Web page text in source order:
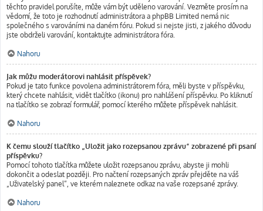
těchto pravidel porušíte, může vám být uděleno varování. Vezměte prosím na
vědomí, že toto je rozhodnutí administrátora a phpBB Limited nemá nic
společného s varováními na daném fóru. Pokud si nejste jisti, z jakého důvodu
jste obdrželi varování, kontaktujte administrátora fóra.
Nahoru
Jak můžu moderátorovi nahlásit příspěvek?
Pokud je tato funkce povolena administrátorem fóra, měli byste v příspěvku,
který chcete nahlásit, vidět tlačítko (ikonu) pro nahlášení příspěvku. Po kliknutí
na tlačítko se zobrazí formulář, pomocí kterého můžete příspěvek nahlásit.
Nahoru
K čemu slouží tlačítko „Uložit jako rozepsanou zprávu“ zobrazené při psaní
příspěvku?
Pomocí tohoto tlačítka můžete uložit rozepsanou zprávu, abyste ji mohli
dokončit a odeslat později. Pro načtení rozepsaných zpráv přejděte na váš
„Uživatelský panel“, ve kterém naleznete odkaz na vaše rozepsané zprávy.
Nahoru